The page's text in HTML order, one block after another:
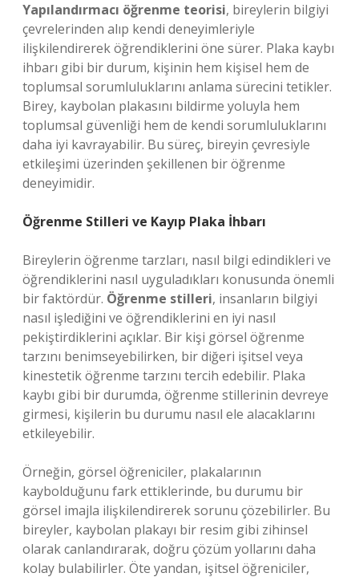
Yapılandırmacı öğrenme teorisi, bireylerin bilgiyi
çevrelerinden alıp kendi deneyimleriyle
ilişkilendirerek öğrendiklerini öne sürer. Plaka kaybı
ihbarı gibi bir durum, kişinin hem kişisel hem de
toplumsal sorumluluklarını anlama sürecini tetikler.
Birey, kaybolan plakasını bildirme yoluyla hem
toplumsal güvenliği hem de kendi sorumluluklarını
daha iyi kavrayabilir. Bu süreç, bireyin çevresiyle
etkileşimi üzerinden şekillenen bir öğrenme
deneyimidir.
Öğrenme Stilleri ve Kayıp Plaka İhbarı
Bireylerin öğrenme tarzları, nasıl bilgi edindikleri ve
öğrendiklerini nasıl uyguladıkları konusunda önemli
bir faktördür. Öğrenme stilleri, insanların bilgiyi
nasıl işlediğini ve öğrendiklerini en iyi nasıl
pekiştirdiklerini açıklar. Bir kişi görsel öğrenme
tarzını benimseyebilirken, bir diğeri işitsel veya
kinestetik öğrenme tarzını tercih edebilir. Plaka
kaybı gibi bir durumda, öğrenme stillerinin devreye
girmesi, kişilerin bu durumu nasıl ele alacaklarını
etkileyebilir.
Örneğin, görsel öğreniciler, plakalarının
kaybolduğunu fark ettiklerinde, bu durumu bir
görsel imajla ilişkilendirerek sorunu çözebilirler. Bu
bireyler, kaybolan plakayı bir resim gibi zihinsel
olarak canlandırarak, doğru çözüm yollarını daha
kolay bulabilirler. Öte yandan, işitsel öğreniciler,